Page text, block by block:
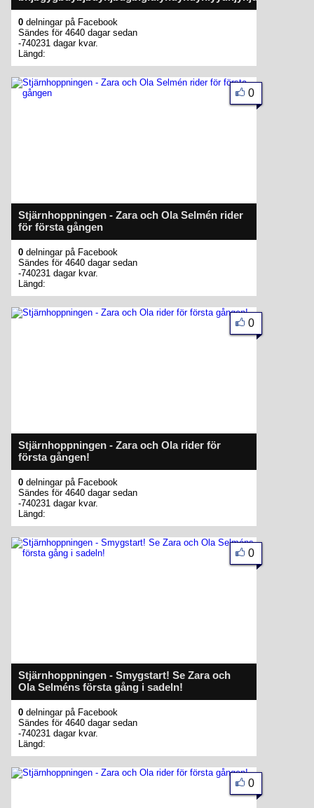
0 delningar på Facebook
Sändes för 4640 dagar sedan
-740231 dagar kvar.
Längd:
Stjärnhoppningen - Zara och Ola Selmén rider
för första gången
0
0 delningar på Facebook
Sändes för 4640 dagar sedan
-740231 dagar kvar.
Längd:
Stjärnhoppningen - Zara och Ola rider för
första gången!
0
0 delningar på Facebook
Sändes för 4640 dagar sedan
-740231 dagar kvar.
Längd:
Stjärnhoppningen - Smygstart! Se Zara och
Ola Selméns första gång i sadeln!
0
0 delningar på Facebook
Sändes för 4640 dagar sedan
-740231 dagar kvar.
Längd:
0